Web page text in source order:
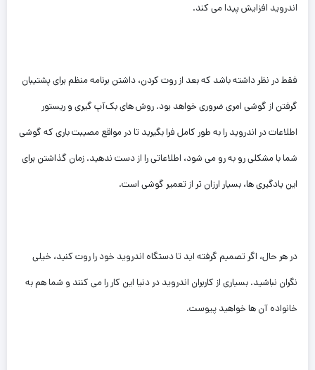
اندروید افزایش پیدا می کند.
فقط در نظر داشته باشد که بعد از روت کردن، داشتن برنامه منظم برای پشتیبان
گرفتن از گوشی امری ضروری خواهد بود. روش های بک‌آپ گیری و ریستور
اطلاعات در اندروید را به طور کامل فرا بگیرید تا در مواقع مصیبت باری که گوشی
شما با مشکلی رو به رو می شود، اطلاعاتی را از دست ندهید. زمان گذاشتن برای
این یادگیری ها، بسیار ارزان تر از تعمیر گوشی است.
در هر حال، اگر تصمیم گرفته اید تا دستگاه اندروید خود را روت کنید، خیلی
نگران نباشید. بسیاری از کاربران اندروید در دنیا این کار را می کنند و شما هم به
خانواده آن ها خواهید پیوست.